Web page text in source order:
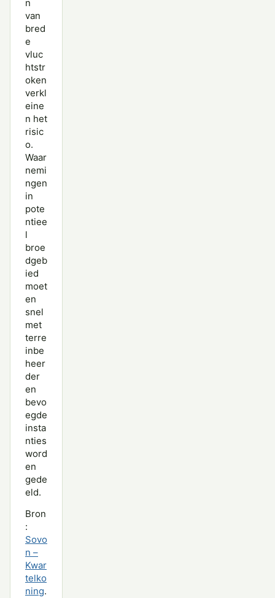
n
van
bred
e
vluc
htstr
oken
verkl
eine
n het
risic
o.
Waar
nemi
ngen
in
pote
ntiee
l
broe
dgeb
ied
moet
en
snel
met
terre
inbe
heer
der
en
bevo
egde
insta
nties
word
en
gede
eld.
Bron
:
Sovo
n –
Kwar
telko
ning.